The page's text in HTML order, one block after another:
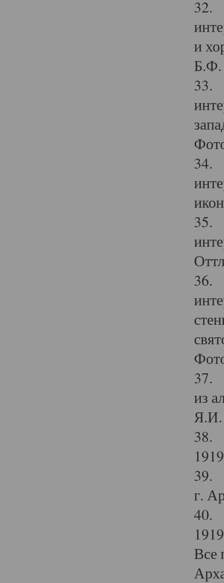
32.
и
Б.Ф.
33.
34.
35.
36.
37.
из
Я.И.
38.
39.
г.
40.
Все